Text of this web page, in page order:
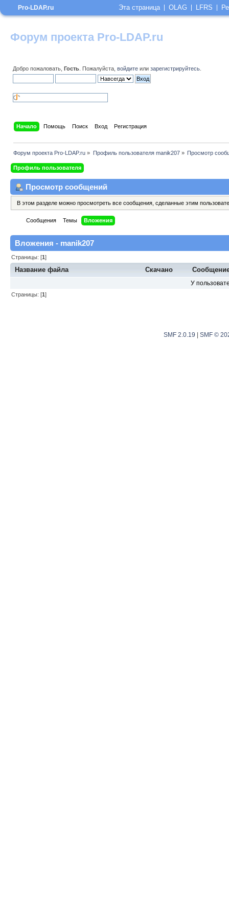
Форум проекта Pro-LDAP.ru
Добро пожаловать, Гость . Пожалуйста, войдите или зарегистрируйтесь
Начало Помощь Поиск Вход Регистрация
Форум проекта Pro-LDAP.ru » Профиль пользователя manik207» Просмотр
Профиль пользователя
Просмотр сообщений
В этом разделе можно просмотреть все сообщения, сделанные этим
Сообщения Темы Вложения
Вложения - manik207
Страницы: [1]
Название файла Скачано
У
Страницы: [1]
SMF 2.0.19 | SMF ©
Pro-LDAP.ru Эта страница OLAG LFRS